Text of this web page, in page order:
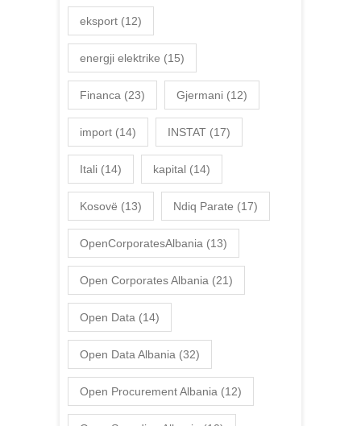
eksport (12)
energji elektrike (15)
Financa (23) Gjermani (12)
import (14) INSTAT (17)
Itali (14) kapital (14)
Kosovë (13) Ndiq Parate (17)
OpenCorporatesAlbania (13)
Open Corporates Albania (21)
Open Data (14)
Open Data Albania (32)
Open Procurement Albania (12)